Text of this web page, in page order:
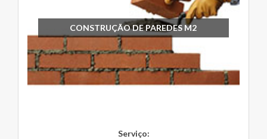
CONSTRUÇÃO DE PAREDES M2
Serviço: